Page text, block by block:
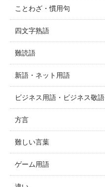
ことわざ・慣用句
四文字熟語
難読語
新語・ネット用語
ビジネス用語・ビジネス敬語
方言
難しい言葉
ゲーム用語